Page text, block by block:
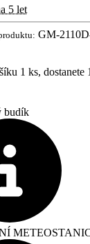
5 let
GM-
1 ks, dostanete
budík